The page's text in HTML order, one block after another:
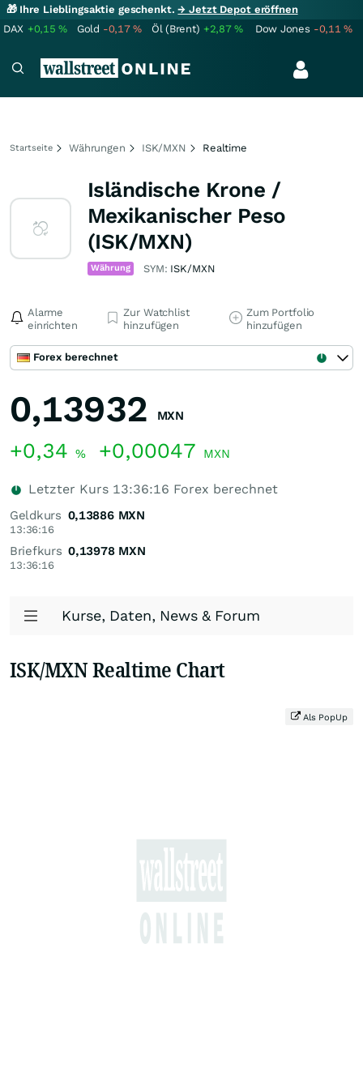
🎁 Ihre Lieblingsaktie geschenkt.→ Jetzt Depot eröffnen
DAX +0,15% Gold -0,17% Öl (Brent) +2,87% Dow Jones -0,11%
Startseite Währungen ISK/MXN Realtime
Isländische Krone /
Mexikanischer Peso
(ISK/MXN)
Währung SYM: ISK/MXN
Alarme
einrichten
Zur Watchlist
hinzufügen
Zum Portfolio
hinzufügen
Forex berechnet
0,13932 MXN
+0,34 % +0,00047 MXN
Letzter Kurs 13:36:16 Forex berechnet
Geldkurs
13:36:16
0,13886 MXN
Briefkurs
13:36:16
0,13978 MXN
Kurse, Daten, News & Forum
ISK/MXN Realtime Chart
Als PopUp